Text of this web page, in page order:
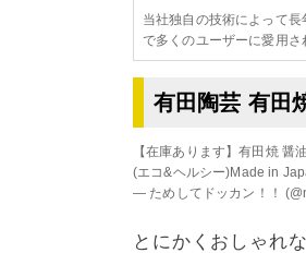
当社独自の技術によって
で多くのユーザーに愛用さ
有田陶芸 有田
【在庫あります】有田焼 醤
(エコ&ヘルシー)Made in
— ためしてドッカン！！
とにかくおしゃれ